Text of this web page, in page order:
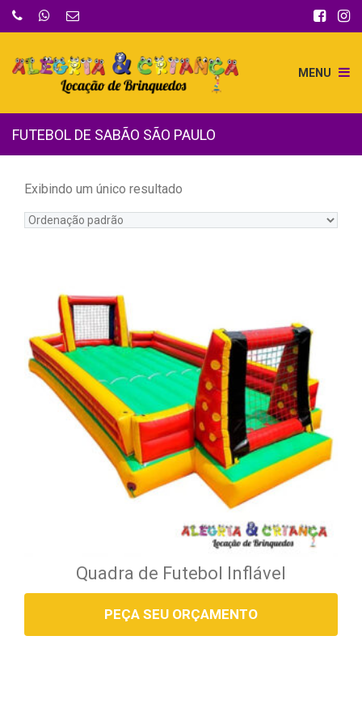
MENU
FUTEBOL DE SABÃO SÃO PAULO
Exibindo um único resultado
Quadra de Futebol Inflável
PEÇA SEU ORÇAMENTO